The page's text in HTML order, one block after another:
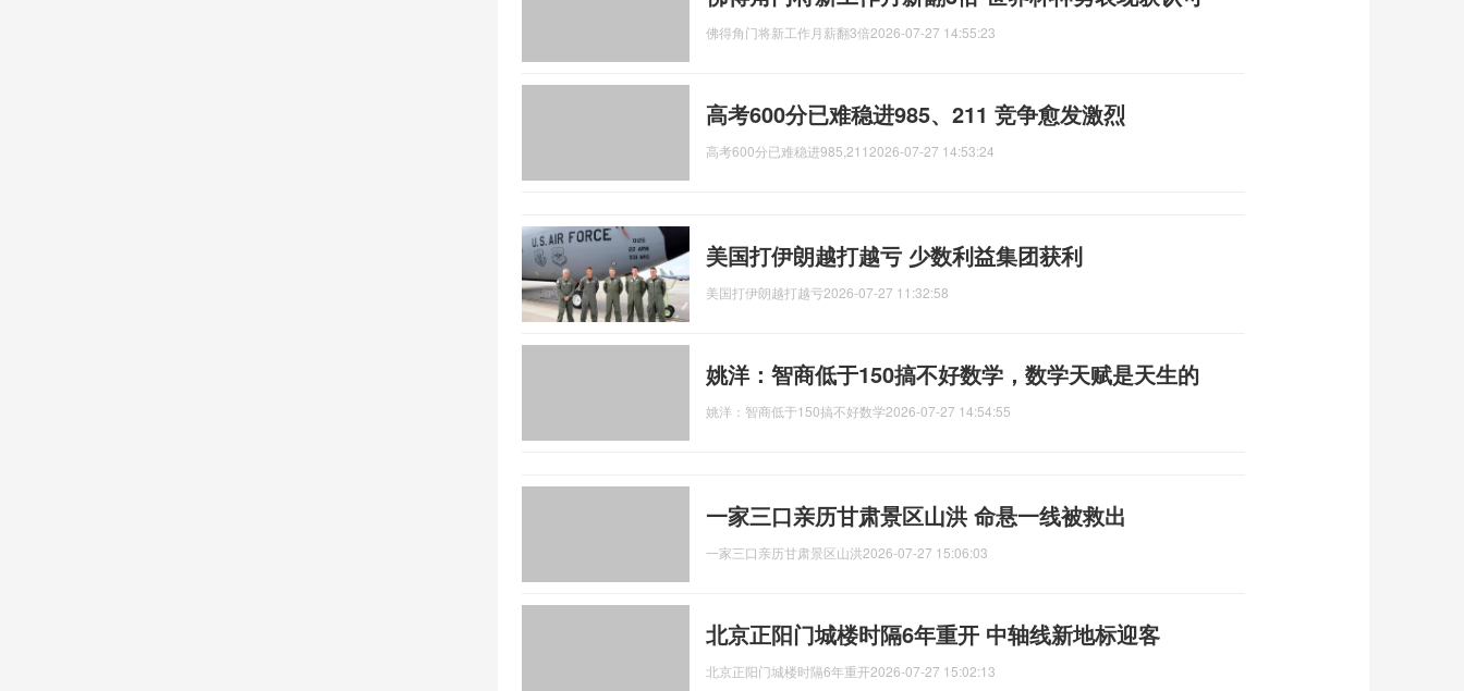
佛得角门将新工作月薪翻3倍2026-07-27 14:55:23
高考600分已难稳进985、211 竞争愈发激烈
高考600分已难稳进985,211 2026-07-27 14:53:24
美国打伊朗越打越亏 少数利益集团获利
美国打伊朗越打越亏2026-07-27 11:32:58
姚洋：智商低于150搞不好数学，数学天赋是天生的
姚洋：智商低于150搞不好数学2026-07-27 14:54:55
一家三口亲历甘肃景区山洪 命悬一线被救出
一家三口亲历甘肃景区山洪2026-07-27 15:06:03
北京正阳门城楼时隔6年重开 中轴线新地标迎客
北京正阳门城楼时隔6年重开2026-07-27 15:02:13